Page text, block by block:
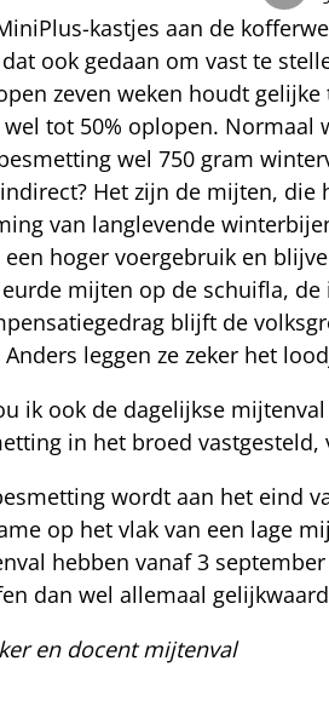
kastjes aan de
ook gedaan om vast te
zeven weken houdt
tot 50% oplopen.
wel 750 gram
Het zijn de mijten,
van langlevende
hoger voergebruik en
mijten op de schuifla,
blijft de
leggen ze zeker het
ik ook de dagelijkse
in het broed
wordt aan het eind
op het vlak van een lage
hebben vanaf 3
dan wel allemaal
en docent mijtenval